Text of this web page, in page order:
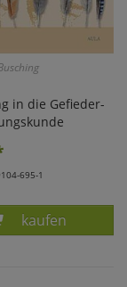
in die Gefieder-
695-1
Produkt
kaufen